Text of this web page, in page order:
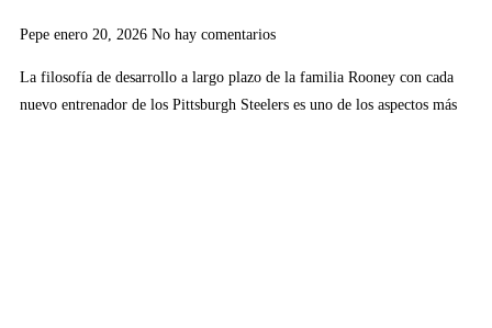
Pepe enero 20, 2026 No hay comentarios
La filosofía de desarrollo a largo plazo de la familia Rooney con cada
nuevo entrenador de los Pittsburgh Steelers es uno de los aspectos más